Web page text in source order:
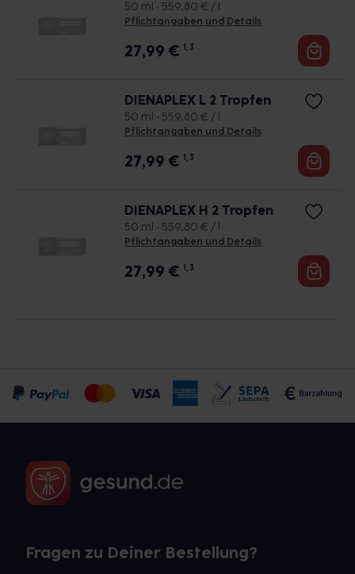
50 ml • 559,80 € / l
Pflichtangaben und Details
27,99 € 1, 3
DIENAPLEX L 2 Tropfen
50 ml • 559,80 € / l
Pflichtangaben und Details
27,99 € 1, 3
DIENAPLEX H 2 Tropfen
50 ml • 559,80 € / l
Pflichtangaben und Details
27,99 € 1, 3
Fragen zu Deiner Bestellung?